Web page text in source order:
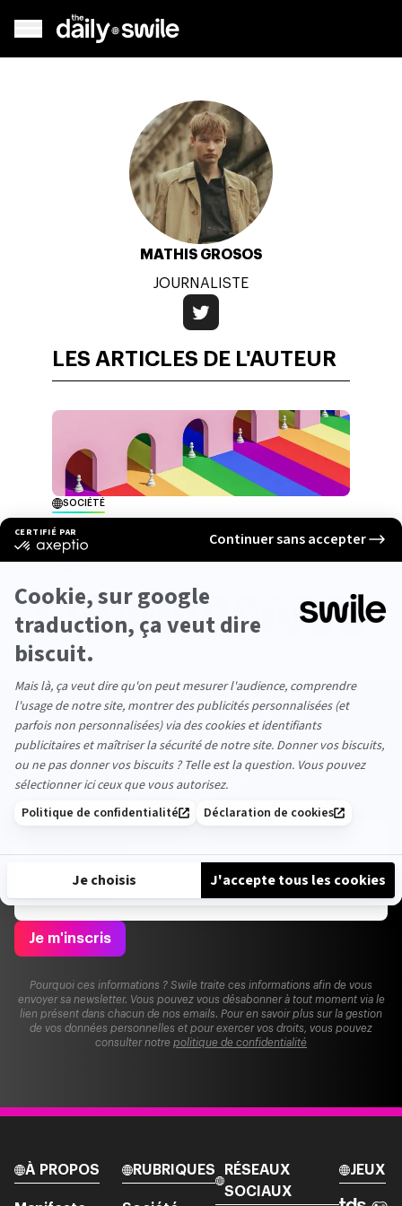
MATHIS GROSOS
JOURNALISTE
LES ARTICLES DE L'AUTEUR
SOCIÉTÉ
Pourquoi faire son coming out au travail ?
La newsletter qui va vous faire aimer parler
boulot.
Chaque semaine dans votre boite mail.
Je m'inscris
Pourquoi ces informations ? Swile traite ces informations afin de vous
envoyer sa newsletter. Vous pouvez vous désabonner à tout moment via le
lien présent dans chacun de nos emails. Pour en savoir plus sur la gestion
de vos données personnelles et pour exercer vos droits, vous pouvez
consulter notre politique de confidentialité
À PROPOS RUBRIQUES
RÉSEAUX
SOCIAUX
JEUX